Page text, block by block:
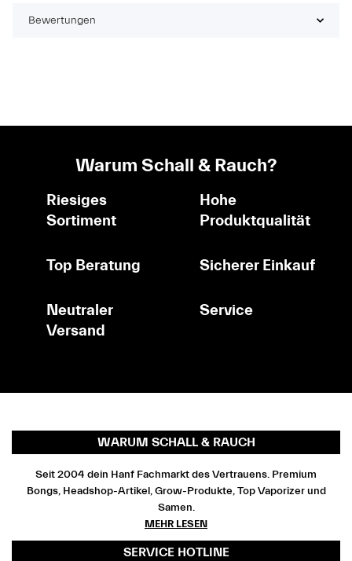
Bewertungen
Warum Schall & Rauch?
Riesiges
Sortiment
Hohe
Produktqualität
Top Beratung Sicherer Einkauf
Neutraler
Versand
Service
WARUM SCHALL & RAUCH
Seit 2004 dein Hanf Fachmarkt des Vertrauens. Premium
Bongs, Headshop-Artikel, Grow-Produkte, Top Vaporizer und
Samen.
MEHR LESEN
SERVICE HOTLINE